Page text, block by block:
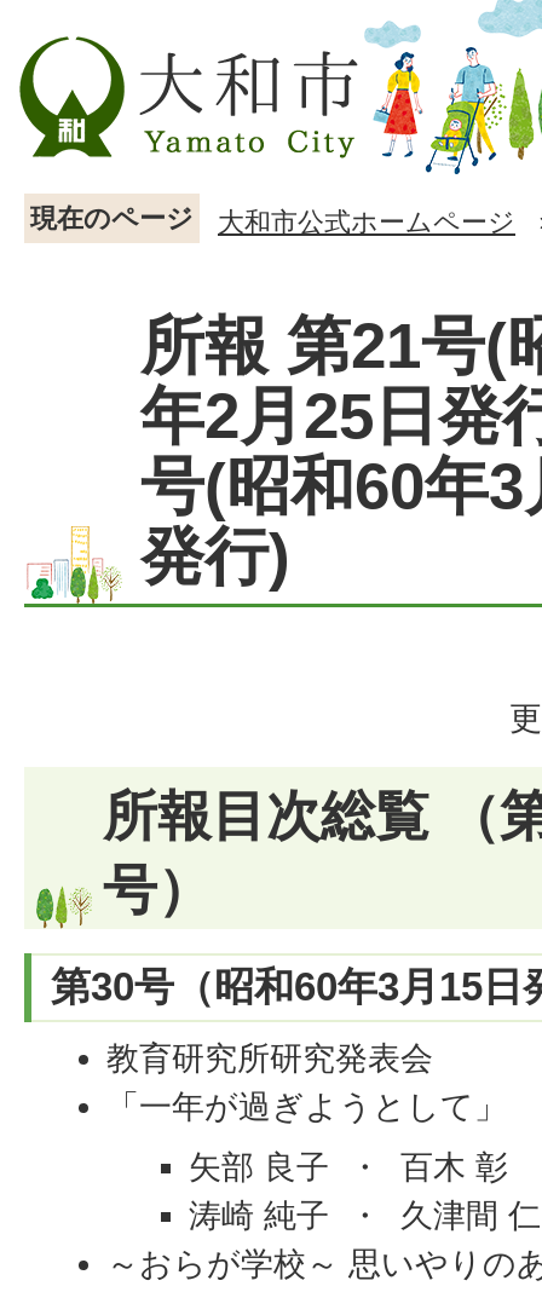
現在のページ 大和市公式ホームページ
所報 第21号(
年2月25日発
号(昭和60年3
発行)
所報目次総覧 （
号）
第30号（昭和60年3月15日
教育研究所研究発表会
「一年が過ぎようとして」
矢部 良子 ・ 百木 彰
涛崎 純子 ・ 久津間 仁
～おらが学校～ 思いやりの